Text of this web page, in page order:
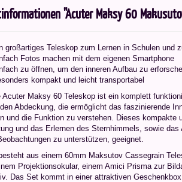
"Acuter Maksy 60
großartiges Teleskop zum Lernen in Schulen und
Fotos machen mit dem eigenen Smartphone
zu öffnen, um den inneren Aufbau zu
kompakt und leicht transportabel
Acuter Maksy 60 Teleskop ist ein komplett
Abdeckung, die ermöglicht das faszinierende
und die Funktion zu verstehen. Dieses kompakte
und das Erlernen des Sternhimmels, sowie
zu unterstützen, geeignet.
aus einem 60mm Maksutov Cassegrain
Projektionsokular, einem Amici Prisma zur
Das Set kommt in einer attraktiven